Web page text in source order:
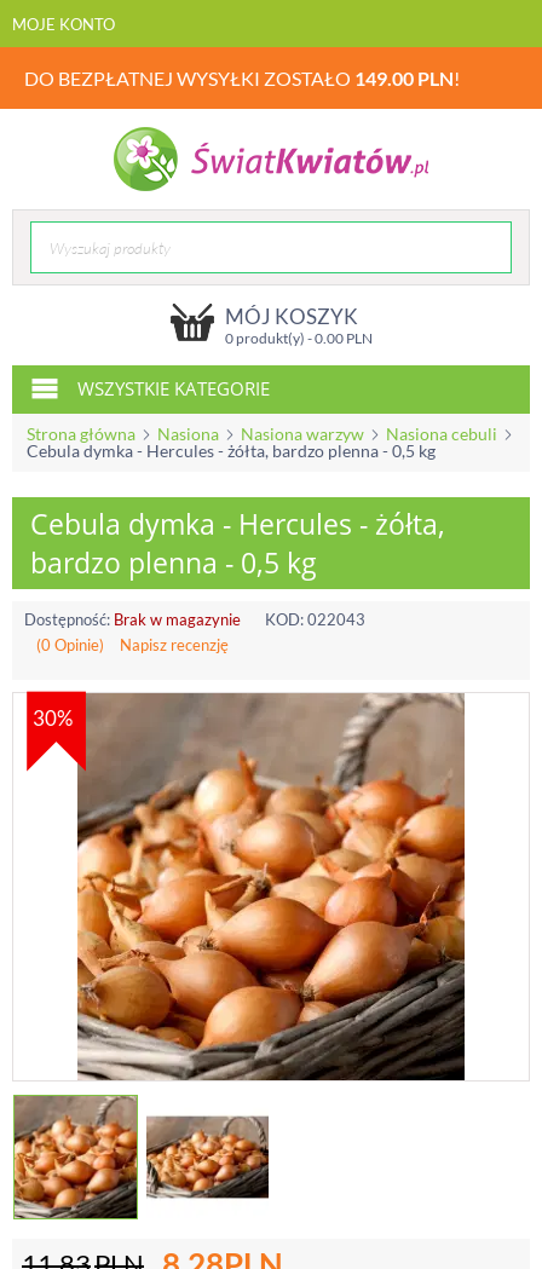
MOJE KONTO
DO BEZPŁATNEJ WYSYŁKI ZOSTAŁO 149.00 PLN!
MÓJ KOSZYK
0 produkt(y) -0.00PLN
WSZYSTKIE KATEGORIE
Strona główna Nasiona Nasiona warzyw
Nasiona cebuli
Cebula dymka - Hercules - żółta, bardzo plenna - 0,5 kg
Cebula dymka - Hercules - żółta,
bardzo plenna - 0,5 kg
Dostępność: Brak w magazynie KOD:022043
(0 Opinie)
Napisz recenzję
30%